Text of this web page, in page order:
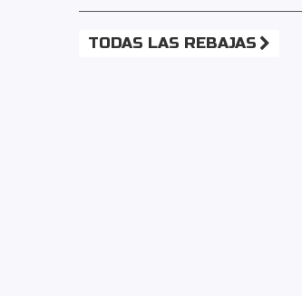
Yokomitsu(16)
TODAS LAS REBAJAS